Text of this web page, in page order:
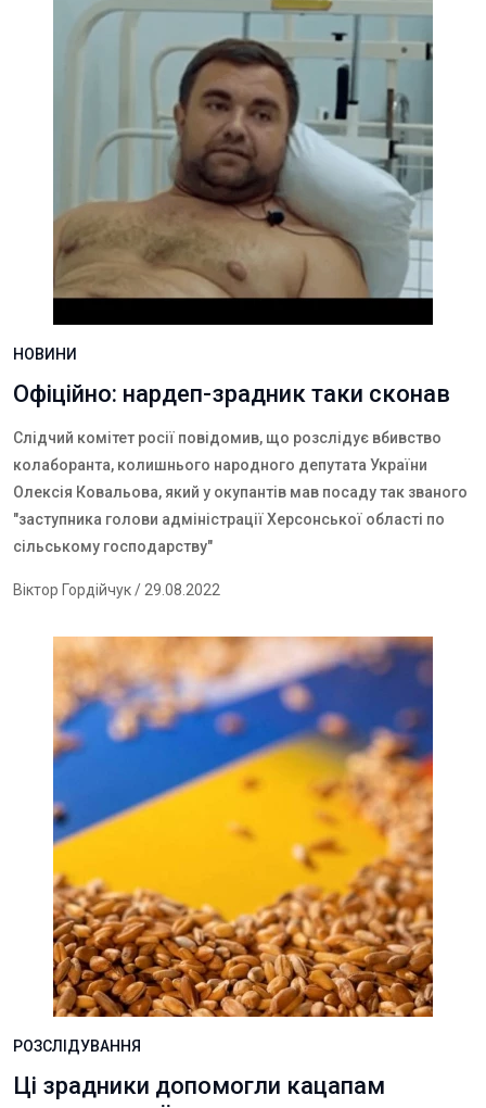
НОВИНИ
Офіційно: нардеп-зрадник таки сконав
Слідчий комітет росії повідомив, що розслідує вбивство
колаборанта, колишнього народного депутата України
Олексія Ковальова, який у окупантів мав посаду так званого
"заступника голови адміністрації Херсонської області по
сільському господарству"
Віктор Гордійчук/ 29.08.2022
РОЗСЛІДУВАННЯ
Ці зрадники допомогли кацапам